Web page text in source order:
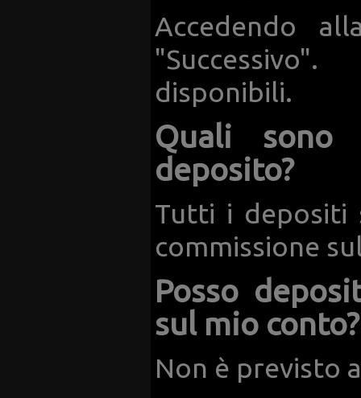
Accedendo
disponibili.
Quali
deposito?
Tutti i depositi
commissione
Posso
sul mio conto?
Non è previsto